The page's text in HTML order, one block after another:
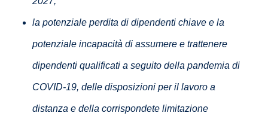
la potenziale perdita di dipendenti chiave e la
potenziale incapacità di assumere e trattenere
dipendenti qualificati a seguito della pandemia di
COVID-19, delle disposizioni per il lavoro a
distanza e della corrispondete limitazione